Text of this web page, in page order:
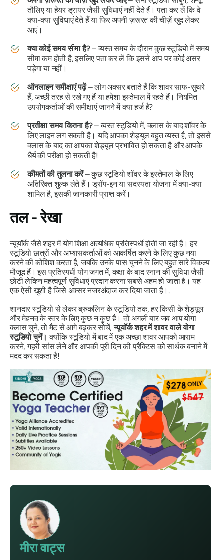
तौलिए या हेयर ड्रायर जैसी सुविधाएं नहीं देते हैं। पता कर लें कि वे
क्या-क्या सुविधाएं देते हैं या फिर अपनी ज़रूरत की चीज़ें खुद लेकर
आएं।
क्या कोई समय सीमा है?– व्यस्त समय के दौरान कुछ स्टूडियो में समय
सीमा कम होती है, इसलिए पता कर लें कि इससे आप पर कोई असर
पड़ेगा या नहीं।
ऑनलाइन समीक्षाएं पढ़ें– लोग अक्सर बताते हैं कि शावर साफ-सुथरे
हैं, अच्छी तरह से रखे गए हैं या हमेशा इस्तेमाल में रहते हैं। नियमित
उपयोगकर्ताओं की समीक्षाएं जानने में क्या हर्ज है?
प्रतीक्षा समय कितना है?– व्यस्त स्टूडियो में, क्लास के बाद शॉवर के
लिए लाइन लग सकती है। यदि आपका शेड्यूल बहुत व्यस्त है, तो इससे
क्लास के बाद का आपका शेड्यूल प्रभावित हो सकता है और आपके
धैर्य की परीक्षा हो सकती है!
कीमतों की तुलना करें– कुछ स्टूडियो शॉवर के इस्तेमाल के लिए
अतिरिक्त शुल्क लेते हैं। ड्रॉप-इन या सदस्यता योजना में क्या-क्या
शामिल है, इसकी जानकारी प्राप्त करें।
तल - रेखा
न्यूयॉर्क जैसे शहर में योग शिक्षा अत्यधिक प्रतिस्पर्धी होती जा रही है। हर
स्टूडियो छात्रों और अभ्यासकर्ताओं को आकर्षित करने के लिए कुछ नया
करने की कोशिश करता है, जबकि उनके पास चुनने के लिए बहुत सारे विकल्प
मौजूद हैं। इस प्रतिस्पर्धी योग जगत में, कक्षा के बाद स्नान की सुविधा जैसी
छोटी लेकिन महत्वपूर्ण सुविधाएं प्रदान करना सबसे अहम हो जाता है। यह
एक ऐसी खुशी है जिसे अक्सर नजरअंदाज कर दिया जाता है।.
शानदार स्टूडियो से लेकर ब्रुकलिन के स्टूडियो तक, हर किसी के शेड्यूल
और मेहनत के स्तर के लिए कुछ न कुछ है। तो अगली बार जब आप योगा
क्लास चुनें, तो मैट से आगे बढ़कर सोचें,न्यूयॉर्क शहर में शावर वाले योगा
स्टूडियो चुनें।क्योंकि स्टूडियो में बाद में एक अच्छा शावर आपको आराम
करने, गहरी सांस लेने और आपकी पूरी दिन की प्रैक्टिस को सार्थक बनाने में
मदद कर सकता है!
मीरा वाट्स